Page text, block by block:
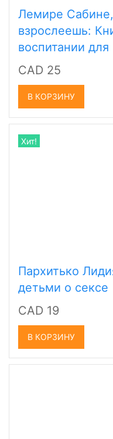
Лемире
взрослеешь:
воспитании
CAD 25
В КОРЗИНУ
Пархитько
детьми о сексе
CAD 19
В КОРЗИНУ
Хит!